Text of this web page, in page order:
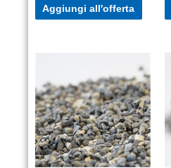
Aggiungi all'offerta